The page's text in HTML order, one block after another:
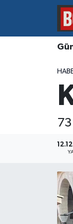
Asayiş
Kültür ve
Resmi
Hava
Süper Lig
Son